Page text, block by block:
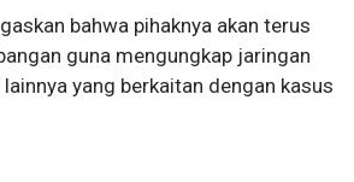
bahwa pihaknya akan terus
guna mengungkap jaringan
yang berkaitan dengan kasus